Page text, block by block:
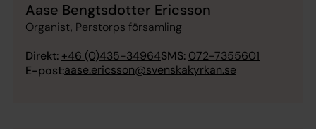
Aase Bengtsdotter Ericsson
Organist, Perstorps församling
Direkt: +46 (0)435-34964SMS: 072-7355601
E-post:aase.ericsson@svenskakyrkan.se